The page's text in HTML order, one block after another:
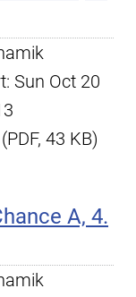
Sun Oct 20
(PDF, 43 KB)
A, 4.